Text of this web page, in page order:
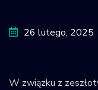
26 lutego, 2025
W związku z